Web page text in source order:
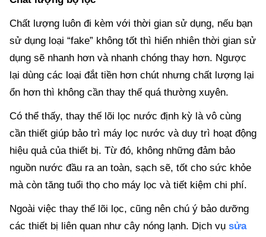
Chất lượng luôn đi kèm với thời gian sử dụng, nếu bạn
sử dụng loại “fake” không tốt thì hiển nhiên thời gian sử
dụng sẽ nhanh hơn và nhanh chóng thay hơn. Ngược
lại dùng các loại đắt tiền hơn chút nhưng chất lượng lại
ổn hơn thì không cần thay thế quá thường xuyên.
Có thể thấy, thay thế lõi lọc nước định kỳ là vô cùng
cần thiết giúp bảo trì máy lọc nước và duy trì hoạt động
hiệu quả của thiết bị. Từ đó, không những đảm bảo
nguồn nước đầu ra an toàn, sạch sẽ, tốt cho sức khỏe
mà còn tăng tuổi thọ cho máy lọc và tiết kiệm chi phí.
Ngoài việc thay thế lõi lọc, cũng nên chú ý bảo dưỡng
các thiết bị liên quan như cây nóng lạnh. Dịch vụ sửa